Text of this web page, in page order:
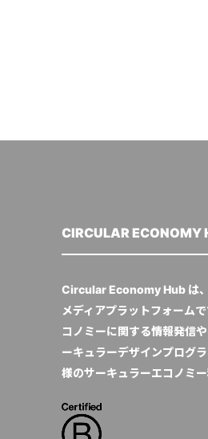
CIRCULAR ECONOMY
Circular Economy Hub は
メディアプラットフォーム
コノミーに関する情報発信
ーキュラーデザインプログ
様のサーキュラーエコノミー